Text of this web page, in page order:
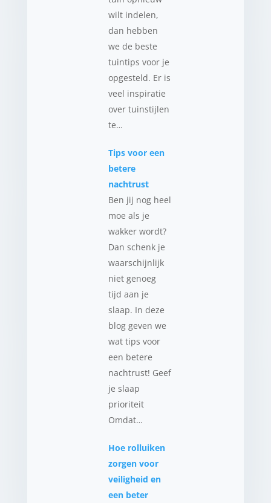
wilt indelen,
dan hebben
we de beste
tuintips voor je
opgesteld. Er is
veel inspiratie
over tuinstijlen
te…
Tips voor een
betere
nachtrust
Ben jij nog heel
moe als je
wakker wordt?
Dan schenk je
waarschijnlijk
niet genoeg
tijd aan je
slaap. In deze
blog geven we
wat tips voor
een betere
nachtrust! Geef
je slaap
prioriteit
Omdat…
Hoe rolluiken
zorgen voor
veiligheid en
een beter